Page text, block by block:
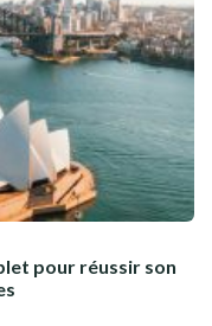
pour réussir son